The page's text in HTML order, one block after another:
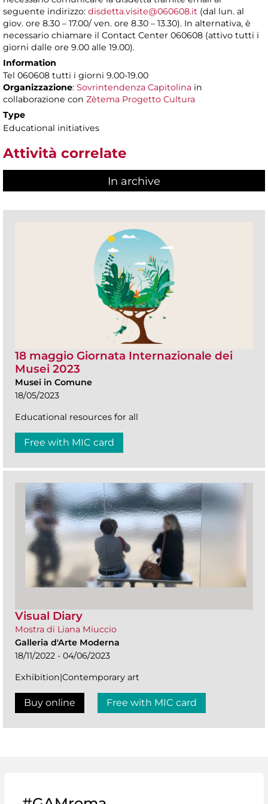
seguente indirizzo: disdetta.visite@060608.it (dal lun. al
giov. ore 8.30 – 17.00/ ven. ore 8.30 – 13.30). In alternativa, è
necessario chiamare il Contact Center 060608 (attivo tutti i
giorni dalle ore 9.00 alle 19.00).
Information
Tel 060608 tutti i giorni 9.00-19.00
Organizzazione: Sovrintendenza Capitolina in
collaborazione con Zètema Progetto Cultura
Type
Educational initiatives
Attività correlate
In archive
18 maggio Giornata Internazionale dei
Musei 2023
Musei in Comune
18/05/2023
Educational resources for all
Free with MIC card
Visual Diary
Mostra di Liana Miuccio
Galleria d'Arte Moderna
18/11/2022 - 04/06/2023
Exhibition|Contemporary art
Buy online Free with MIC card